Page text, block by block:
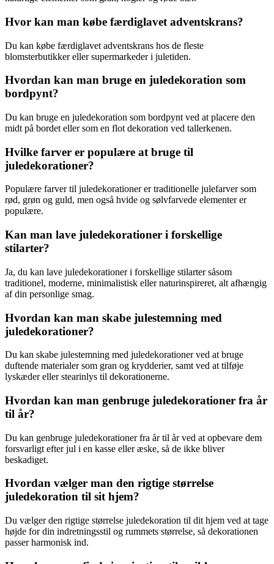
Hvor kan man købe færdiglavet adventskrans?
Du kan købe færdiglavet adventskrans hos de fleste
blomsterbutikker eller supermarkeder i juletiden.
Hvordan kan man bruge en juledekoration som
bordpynt?
Du kan bruge en juledekoration som bordpynt ved at placere den
midt på bordet eller som en flot dekoration ved tallerkenen.
Hvilke farver er populære at bruge til
juledekorationer?
Populære farver til juledekorationer er traditionelle julefarver som
rød, grøn og guld, men også hvide og sølvfarvede elementer er
populære.
Kan man lave juledekorationer i forskellige
stilarter?
Ja, du kan lave juledekorationer i forskellige stilarter såsom
traditionel, moderne, minimalistisk eller naturinspireret, alt afhængig
af din personlige smag.
Hvordan kan man skabe julestemning med
juledekorationer?
Du kan skabe julestemning med juledekorationer ved at bruge
duftende materialer som gran og krydderier, samt ved at tilføje
lyskæder eller stearinlys til dekorationerne.
Hvordan kan man genbruge juledekorationer fra år
til år?
Du kan genbruge juledekorationer fra år til år ved at opbevare dem
forsvarligt efter jul i en kasse eller æske, så de ikke bliver
beskadiget.
Hvordan vælger man den rigtige størrelse
juledekoration til sit hjem?
Du vælger den rigtige størrelse juledekoration til dit hjem ved at tage
højde for din indretningsstil og rummets størrelse, så dekorationen
passer harmonisk ind.